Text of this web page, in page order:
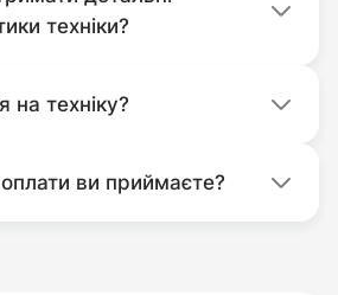
техніки?
на техніку?
ви приймаєте?